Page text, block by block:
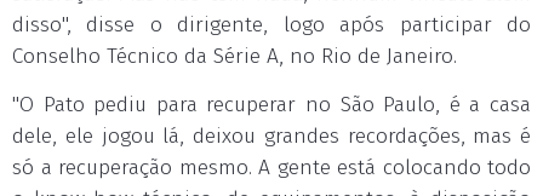
disso", disse o dirigente, logo após participar do
Conselho Técnico da Série A, no Rio de Janeiro.
"O Pato pediu para recuperar no São Paulo, é a casa
dele, ele jogou lá, deixou grandes recordações, mas é
só a recuperação mesmo. A gente está colocando todo